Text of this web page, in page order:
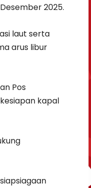
2025.
laut serta
arus libur
Pos
kapal